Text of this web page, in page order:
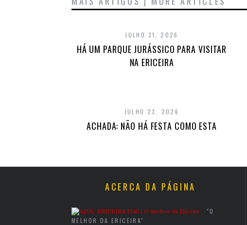
JULHO 31, 2026
HÁ UM PARQUE JURÁSSICO PARA VISITAR
NA ERICEIRA
JULHO 23, 2026
ACHADA: NÃO HÁ FESTA COMO ESTA
ACERCA DA PÁGINA
"O
MELHOR DA ERICEIRA"